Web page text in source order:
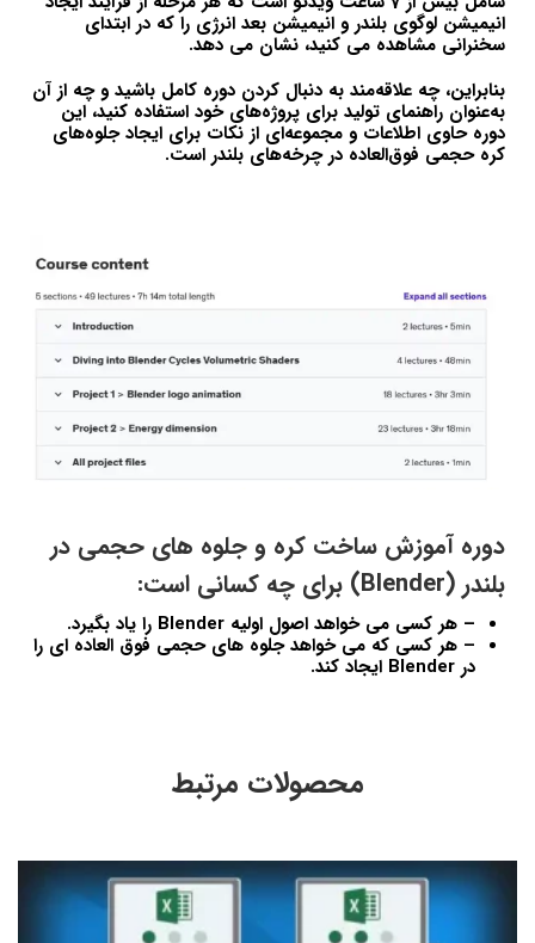
انیمیشن لوگوی بلندر و انیمیشن بعد انرژی را که در ابتدای
سخنرانی مشاهده می کنید، نشان می دهد.
بنابراین، چه علاقه‌مند به دنبال کردن دوره کامل باشید و چه از آن
به‌عنوان راهنمای تولید برای پروژه‌های خود استفاده کنید، این
دوره حاوی اطلاعات و مجموعه‌ای از نکات برای ایجاد جلوه‌های
کره حجمی فوق‌العاده در چرخه‌های بلندر است.
دوره آموزش ساخت کره و جلوه های حجمی در
بلندر (Blender) برای چه کسانی است:
– هر کسی می خواهد اصول اولیه Blender را یاد بگیرد.
– هر کسی که می خواهد جلوه های حجمی فوق العاده ای را
در Blender ایجاد کند.
محصولات مرتبط